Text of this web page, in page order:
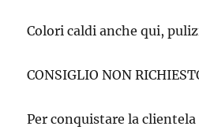
Colori caldi anche qui,
CONSIGLIO NON
Per conquistare la clientela